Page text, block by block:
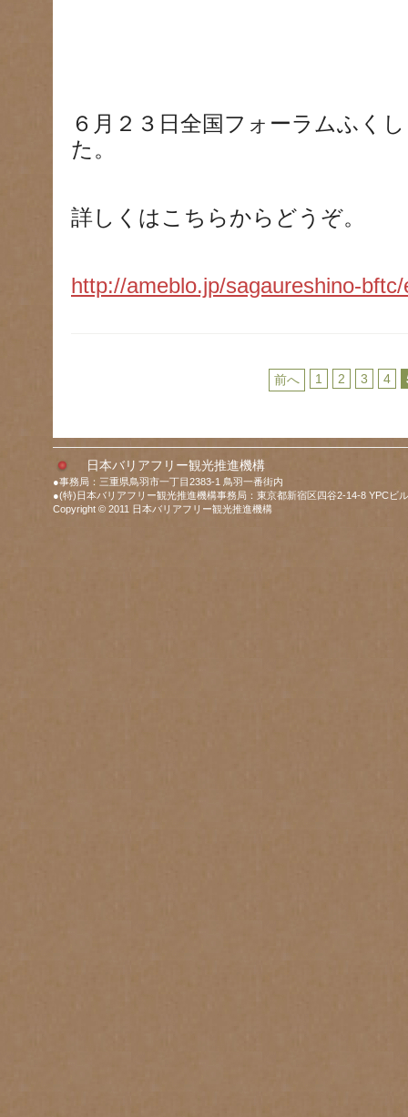
６月２３日全国フォーラムふく
た。
詳しくはこちらからどうぞ。
http://ameblo.jp/sagaureshino-
前へ 1 2 3 4
日本バリアフリー観光推進機構
●事務局：三重県鳥羽市一丁目2383-1 鳥羽一番街内
●(特)日本バリアフリー観光推進機構事務局：東京都新宿区四谷2-14-8 YPCビ
Copyright © 2011 日本バリアフリー観光推進機構